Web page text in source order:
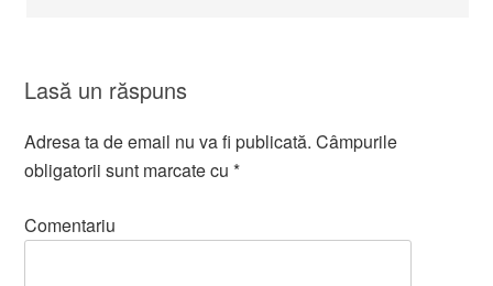
Lasă un răspuns
Adresa ta de email nu va fi publicată. Câmpurile
obligatorii sunt marcate cu*
Comentariu